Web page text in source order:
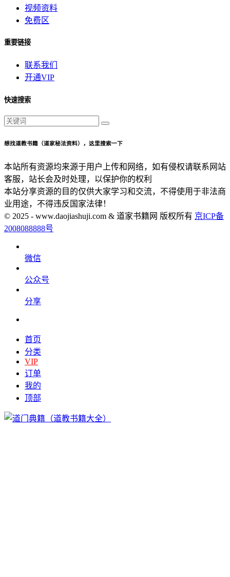
视频资料
免费区
重要链接
联系我们
开通VIP
快速搜索
想找道教书籍（道家秘法资料），这里搜索一下
本站所有资源均来源于用户上传和网络，如有侵权请联系网站
客服，站长会及时处理，以保护你的权利
本站分享资源的目的仅供大家学习和交流，不得使用于非法商
业用途，不得违反国家法律！
© 2025 - www.daojiashuji.com & 道家书籍网 版权所有 京ICP备
2008088888号
微信
公众号
分享
首页
分类
VIP
订单
我的
顶部